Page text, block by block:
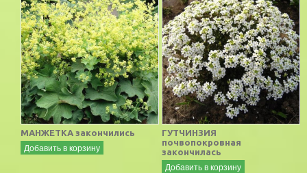
МАНЖЕТКА закончились
Добавить в корзину
ГУТЧИНЗИЯ
почвопокровная
закончилась
Добавить в корзину